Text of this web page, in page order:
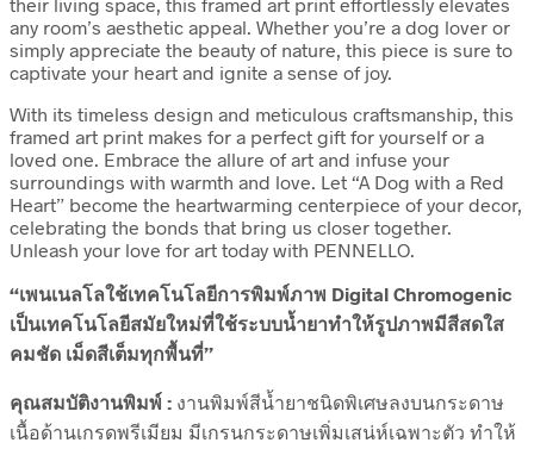
their living space, this framed art print effortlessly elevates
any room’s aesthetic appeal. Whether you’re a dog lover or
simply appreciate the beauty of nature, this piece is sure to
captivate your heart and ignite a sense of joy.
With its timeless design and meticulous craftsmanship, this
framed art print makes for a perfect gift for yourself or a
loved one. Embrace the allure of art and infuse your
surroundings with warmth and love. Let “A Dog with a Red
Heart” become the heartwarming centerpiece of your decor,
celebrating the bonds that bring us closer together.
Unleash your love for art today with PENNELLO.
“เพนเนลโลใช้เทคโนโลยีการพิมพ์ภาพ Digital Chromogenic
เป็นเทคโนโลยีสมัยใหม่ที่ใช้ระบบน้ำยาทำให้รูปภาพมีสีสดใส
คมชัด เม็ดสีเต็มทุกพื้นที่”
คุณสมบัติงานพิมพ์ : งานพิมพ์สีน้ำยาชนิดพิเศษลงบนกระดาษ
เนื้อด้านเกรดพรีเมียม มีเกรนกระดาษเพิ่มเสน่ห์เฉพาะตัว ทำให้